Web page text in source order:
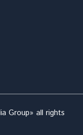
Group» all rights